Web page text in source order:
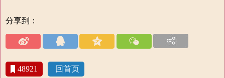
分享到：
48921 回首页